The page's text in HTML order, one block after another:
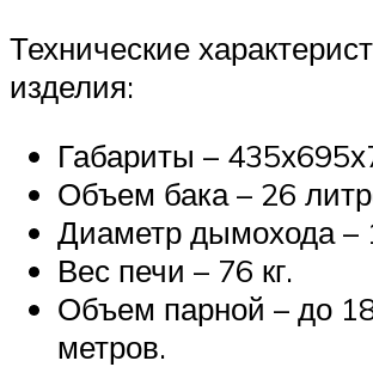
Технические
изделия:
Габариты –
Объем бака – 26
Диаметр дымохода –
Вес печи – 76 кг.
Объем парной – до
метров.